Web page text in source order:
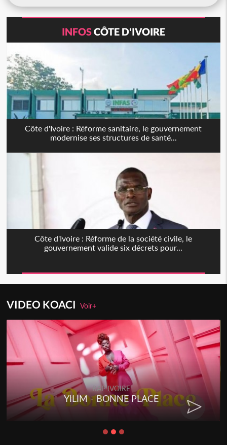
INFOSCÔTE D'IVOIRE
Côte d'Ivoire : Réforme sanitaire, le gouvernement
modernise ses structures de santé...
Côte d'Ivoire : Réforme de la société civile, le
gouvernement valide six décrets pour...
VIDEO KOACIVoir+
RAP IVOIRE
YILIM - BONNE PLACE